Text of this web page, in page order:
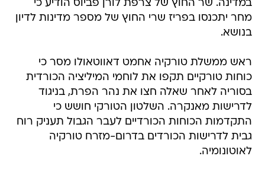
במדינה. שר החוץ של צרפת לורן פביוס הודיע כי
מחר יתכנסו בפריז שרי החוץ של מספר מדינות לדיון
בנושא.
ראש ממשלת טורקיה אחמט דאווטאולו מסר כי
כוחות טורקיים תקפו את לוחמי המיליציה הכורדית
בסוריה לאחר שאלה חצו את נהר הפרת, בניגוד
לדרישות מאנקרה. השלטון הטורקי חושש כי
התקדמות הכוחות הכורדיים לעבר הגבול תעניק רוח
גבית לדרישות הכורדים בדרום-מזרח טורקיה
לאוטונומיה.